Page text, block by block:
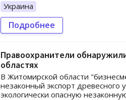
Украина
Подробнее
Правоохранители
областях
В Житомирской области
незаконный экспорт древесного
экологически опасную